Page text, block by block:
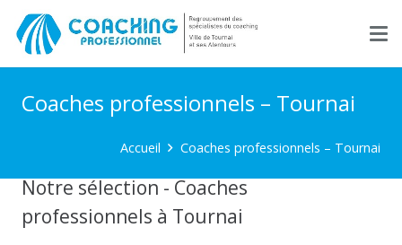
Coaches professionnels – Tournai
Accueil Coaches professionnels – Tournai
Notre sélection - Coaches
professionnels à Tournai